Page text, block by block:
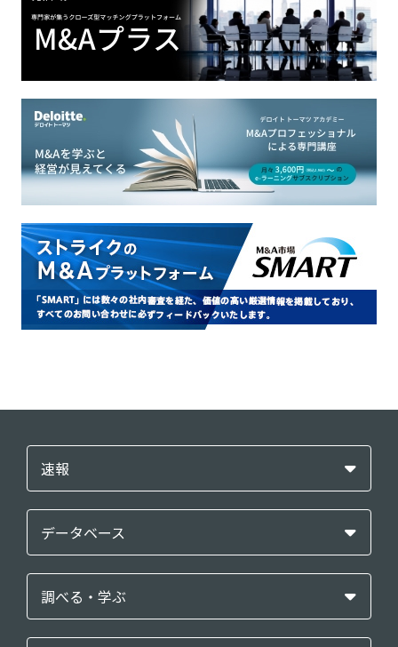
速報
データベース
調べる・学ぶ